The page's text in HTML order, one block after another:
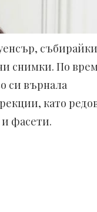
събирайки
снимки. По
си върнала
като
и фасети.